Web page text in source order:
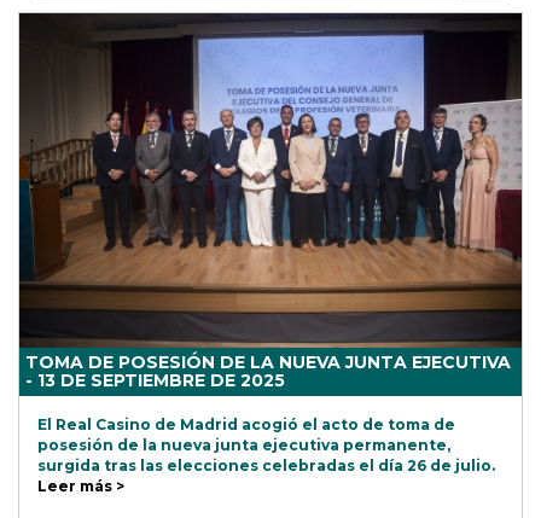
TOMA DE POSESIÓN DE LA NUEVA JUNTA EJECUTIVA
- 13 DE SEPTIEMBRE DE 2025
El Real Casino de Madrid acogió el acto de toma de
posesión de la nueva junta ejecutiva permanente,
surgida tras las elecciones celebradas el día 26 de julio.
Leer más >